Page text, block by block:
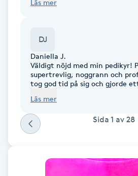
Face framing
Faceliftmassage
Fet hårbotten
Fettreducering
förra kunden…lägg mer pengar
Läs mer
DJ
Daniella J.
Väldigt nöjd med min pedikyr!
supertrevlig, noggrann och
tog god tid på sig och gjorde
Läs mer
Sida 1 av 28